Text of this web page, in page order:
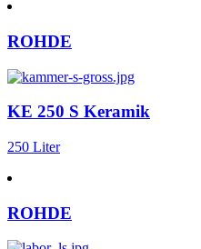
ROHDE
KE 250 S Keramik
250 Liter
ROHDE